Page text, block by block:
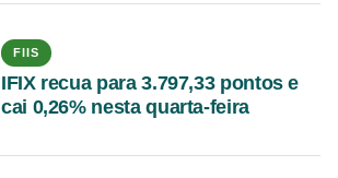
FIIS
IFIX recua para 3.797,33 pontos e
cai 0,26% nesta quarta-feira